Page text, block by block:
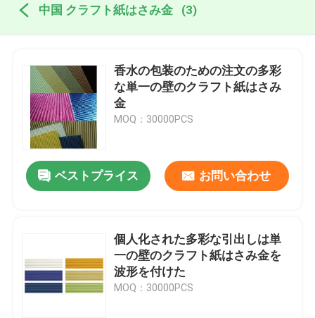
中国 クラフト紙はさみ金 (3)
香水の包装のための注文の多彩
な単一の壁のクラフト紙はさみ
金
MOQ：30000PCS
ベストプライス お問い合わせ
個人化された多彩な引出しは単
一の壁のクラフト紙はさみ金を
波形を付けた
MOQ：30000PCS